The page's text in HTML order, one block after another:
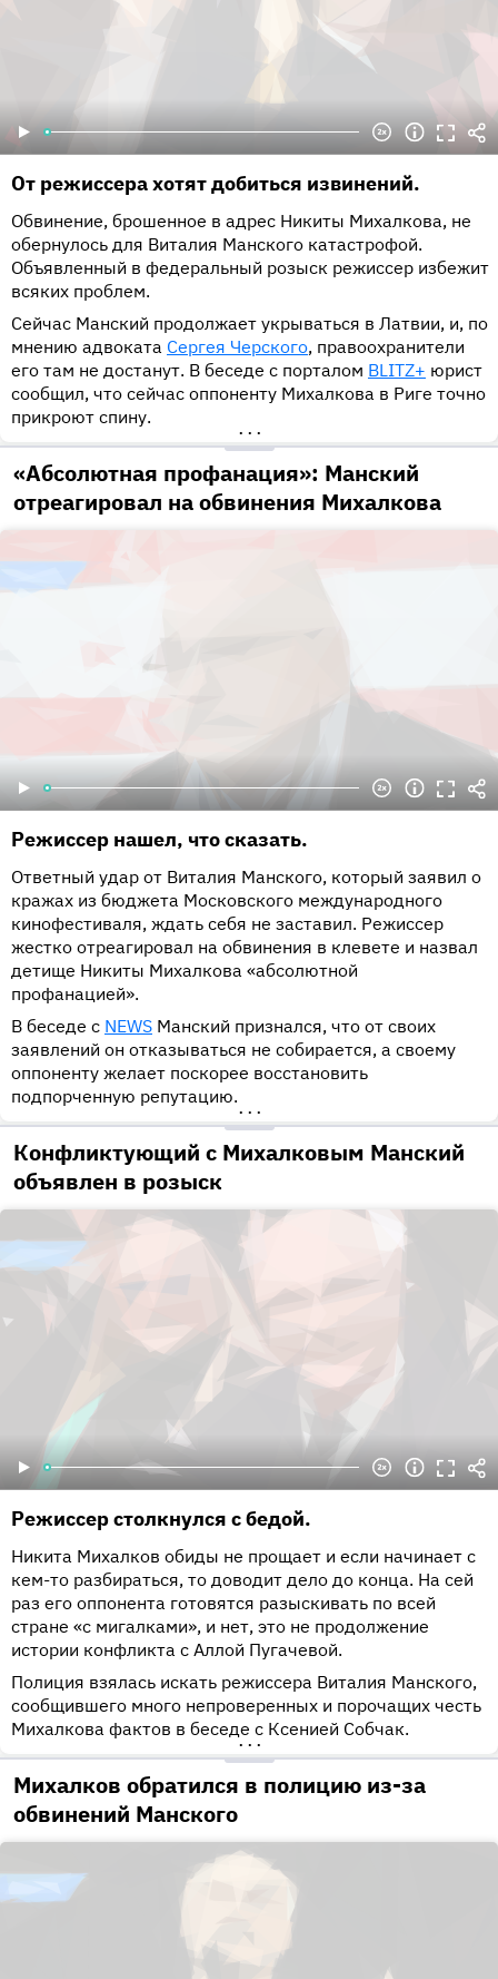
От режиссера хотят добиться извинений.
Обвинение, брошенное в адрес Никиты Михалкова, не
обернулось для Виталия Манского катастрофой.
Объявленный в федеральный розыск режиссер избежит
всяких проблем.
Сейчас Манский продолжает укрываться в Латвии, и, по
мнению адвоката Сергея Черского, правоохранители
его там не достанут. В беседе с порталом BLITZ+ юрист
сообщил, что сейчас оппоненту Михалкова в Риге точно
прикроют спину.
•••
«Абсолютная профанация»: Манский
отреагировал на обвинения Михалкова
Режиссер нашел, что сказать.
Ответный удар от Виталия Манского, который заявил о
кражах из бюджета Московского международного
кинофестиваля, ждать себя не заставил. Режиссер
жестко отреагировал на обвинения в клевете и назвал
детище Никиты Михалкова «абсолютной
профанацией».
В беседе с NEWS Манский признался, что от своих
заявлений он отказываться не собирается, а своему
оппоненту желает поскорее восстановить
подпорченную репутацию.
•••
Конфликтующий с Михалковым Манский
объявлен в розыск
Режиссер столкнулся с бедой.
Никита Михалков обиды не прощает и если начинает с
кем-то разбираться, то доводит дело до конца. На сей
раз его оппонента готовятся разыскивать по всей
стране «с мигалками», и нет, это не продолжение
истории конфликта с Аллой Пугачевой.
Полиция взялась искать режиссера Виталия Манского,
сообщившего много непроверенных и порочащих честь
Михалкова фактов в беседе с Ксенией Собчак.
•••
Михалков обратился в полицию из-за
обвинений Манского